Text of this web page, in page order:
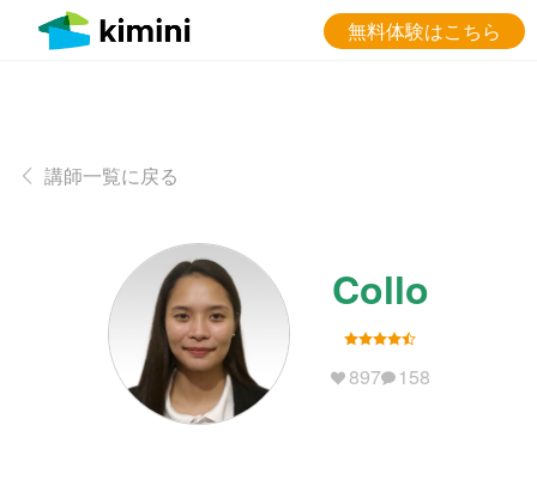
無料体験はこちら
講師一覧に戻る
Collo
897 158